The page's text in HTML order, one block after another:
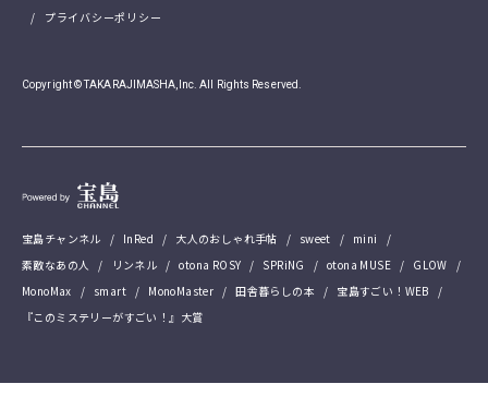
プライバシーポリシー
Copyright © TAKARAJIMASHA,Inc. All Rights Reserved.
宝島チャンネル InRed 大人のおしゃれ手帖 sweet
mini
素敵なあの人
リンネル otona ROSY SPRiNG otona MUSE
GLOW
MonoMax
smart MonoMaster 田舎暮らしの本
宝島すごい！WEB
『このミステリーがすごい！』大賞